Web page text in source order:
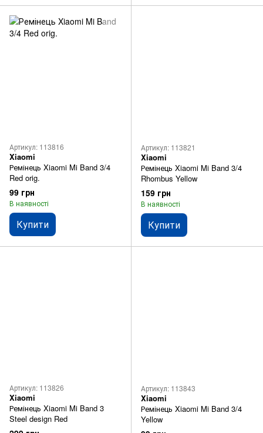
Артикул: 113816
Xiaomi
Ремінець Xiaomi Mi Band 3/4
Red orig.
99 грн
В наявності
Купити
Артикул: 113821
Xiaomi
Ремінець Xiaomi Mi Band 3/4
Rhombus Yellow
159 грн
В наявності
Купити
Артикул: 113826
Xiaomi
Ремінець Xiaomi Mi Band 3
Steel design Red
Артикул: 113843
Xiaomi
Ремінець Xiaomi Mi Band 3/4
Yellow